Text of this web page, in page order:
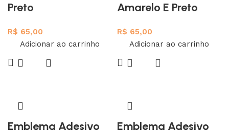
Preto
R$ 65,00
Adicionar ao carrinho
Amarelo E Preto
R$ 65,00
Adicionar ao carrinho
Emblema Adesivo
Emblema Adesivo